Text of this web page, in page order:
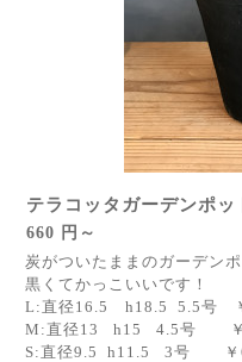
テラコッタガーデンポッ
660 円～
炭がついたままのガーデン
黒くてかっこいいです！
L:直径16.5 h18.5 5.5号
M:直径13 h15 4.5号 ￥
S:直径9.5 h11.5 3号 ￥